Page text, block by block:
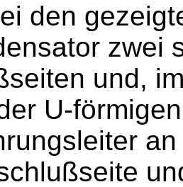
den
zwei
und,
U-